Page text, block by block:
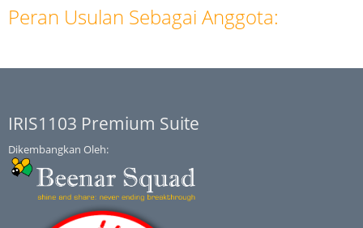
Peran Usulan Sebagai Anggota:
IRIS1103 Premium Suite
Dikembangkan Oleh: